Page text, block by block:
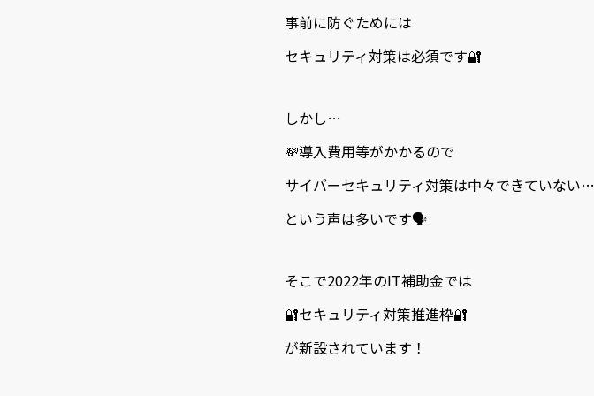
事前に防ぐためには
セキュリティ対策は必須です🔐
しかし…
💸導入費用等がかかるので
サイバーセキュリティ対策は中々できていない…
という声は多いです🗣
そこで2022年のIT補助金では
🔐セキュリティ対策推進枠🔐
が新設されています！